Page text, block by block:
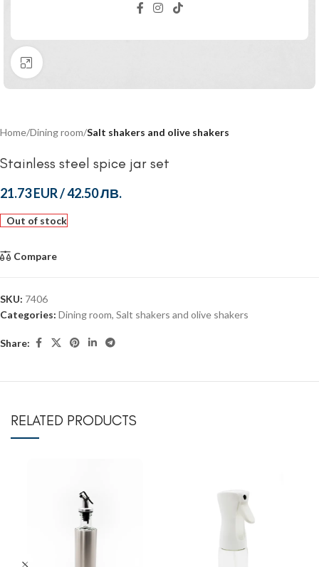
Click to enlarge
Home Dining room Salt shakers and olive shakers
Stainless steel spice jar set
21.73 EUR/42.50 ЛВ.
Out of stock
Compare
SKU: 7406
Categories: Dining room, Salt shakers and olive shakers
Share:
RELATED PRODUCTS